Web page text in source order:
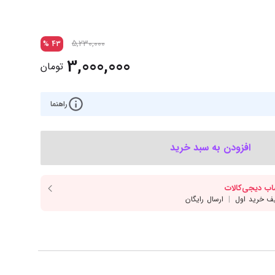
تغذیه (پاور)
5,230,000
43
%
3,000,000 تومان
راهنما
افزودن به سبد خرید